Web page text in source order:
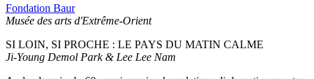
Fondation Baur
Musée des arts d'Extrême-Orient
SI LOIN, SI PROCHE : LE PAYS DU MATIN CALME
Ji-Young Demol Park & Lee Lee Nam